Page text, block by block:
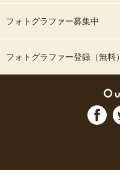
フォトグラファー募集中
フォトグラファー登録（無料）